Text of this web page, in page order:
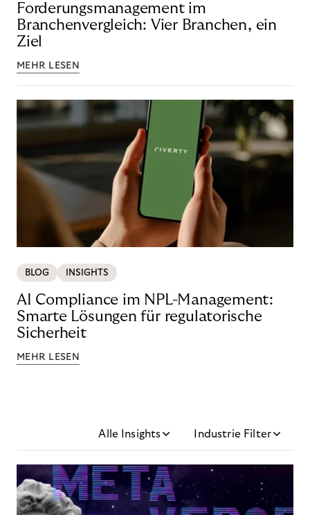
Forderungsmanagement im
Branchenvergleich: Vier Branchen, ein
Ziel
MEHR LESEN
BLOG INSIGHTS
AI Compliance im NPL-Management:
Smarte Lösungen für regulatorische
Sicherheit
MEHR LESEN
Alle Insights Industrie Filter